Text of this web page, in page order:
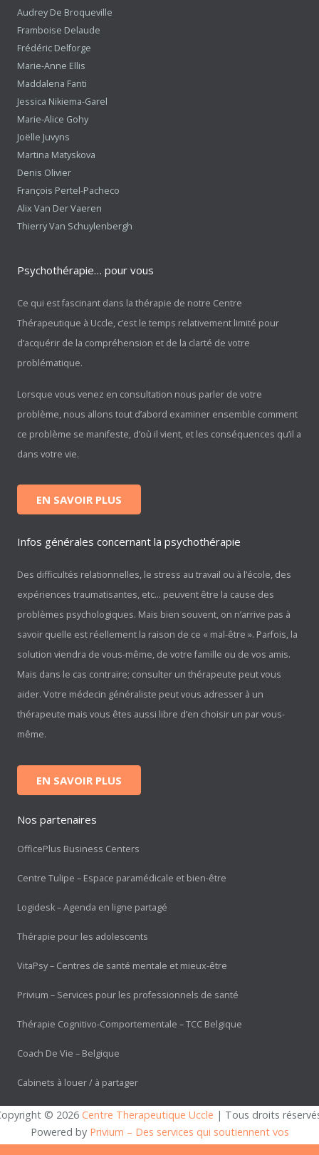
Audrey De Broqueville
Framboise Delaude
Frédéric Delforge
Marie-Anne Ellis
Maddalena Fanti
Jessica Nikiema-Garel
Marie-Alice Gohy
Joëlle Juvyns
Martina Matyskova
Denis Olivier
François Pertel-Pacheco
Alix Van Der Vaeren
Thierry Van Schuylenbergh
Psychothérapie… pour vous
Ce qui est fascinant dans la thérapie de notre Centre
Thérapeutique à Uccle, c’est le temps relativement limité pour
d’acquérir de la compréhension et de la clarté de votre
problématique.
Lorsque vous venez en consultation nous parler de votre
problème, nous allons tout d’abord examiner ensemble comment
ce problème se manifeste, d’où il vient, et les conséquences qu’il a
dans votre vie.
EN SAVOIR PLUS
Infos générales concernant la psychothérapie
Des difficultés relationnelles, le stress au travail ou à l’école, des
expériences traumatisantes, etc… peuvent être la cause des
problèmes psychologiques. Mais bien souvent, on n’arrive pas à
savoir quelle est réellement la raison de ce « mal-être ». Parfois, la
solution viendra de vous-même, de votre famille ou de vos amis.
Mais dans le cas contraire; consulter un thérapeute peut vous
aider. Votre médecin généraliste peut vous adresser à un
thérapeute mais vous êtes aussi libre d’en choisir un par vous-
même.
EN SAVOIR PLUS
Nos partenaires
OfficePlus Business Centers
Centre Tulipe – Espace paramédicale et bien-être
Logidesk – Agenda en ligne partagé
Thérapie pour les adolescents
VitaPsy – Centres de santé mentale et mieux-être
Privium – Services pour les professionnels de santé
Thérapie Cognitivo-Comportementale – TCC Belgique
Coach De Vie – Belgique
Cabinets à louer / à partager
© 2026 Centre Therapeutique Uccle | Tous droits
Powered by Privium – Des services qui soutiennent vos